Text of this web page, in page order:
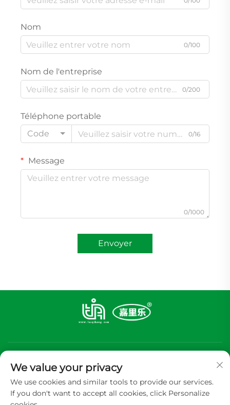
Nom
0/100
Nom de l'entreprise
0/200
Téléphone portable
Code
0/16
Message
0/1000
Envoyer
S'abonner
We value your privacy
We use cookies and similar tools to provide our services.
If you don't want to accept all cookies, click Personalize